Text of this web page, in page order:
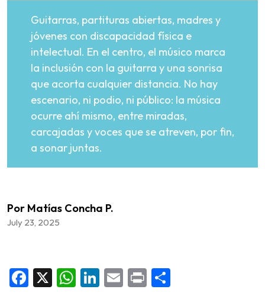
Guitarras, partituras abiertas, madres y
jóvenes con discapacidad física e
intelectual. En el centro, el músico marca
la inclusión con la guitarra y una sonrisa
que acorta cualquier distancia. No hay
escenario, ni podio, ni público: la música
ocurre ahí mismo, entre miradas,
carcajadas y voces que se atreven, por fin,
a sonar juntas.
Por Matías Concha P.
July 23, 2025
Facebook
X WhatsApp
LinkedIn
Email
Print